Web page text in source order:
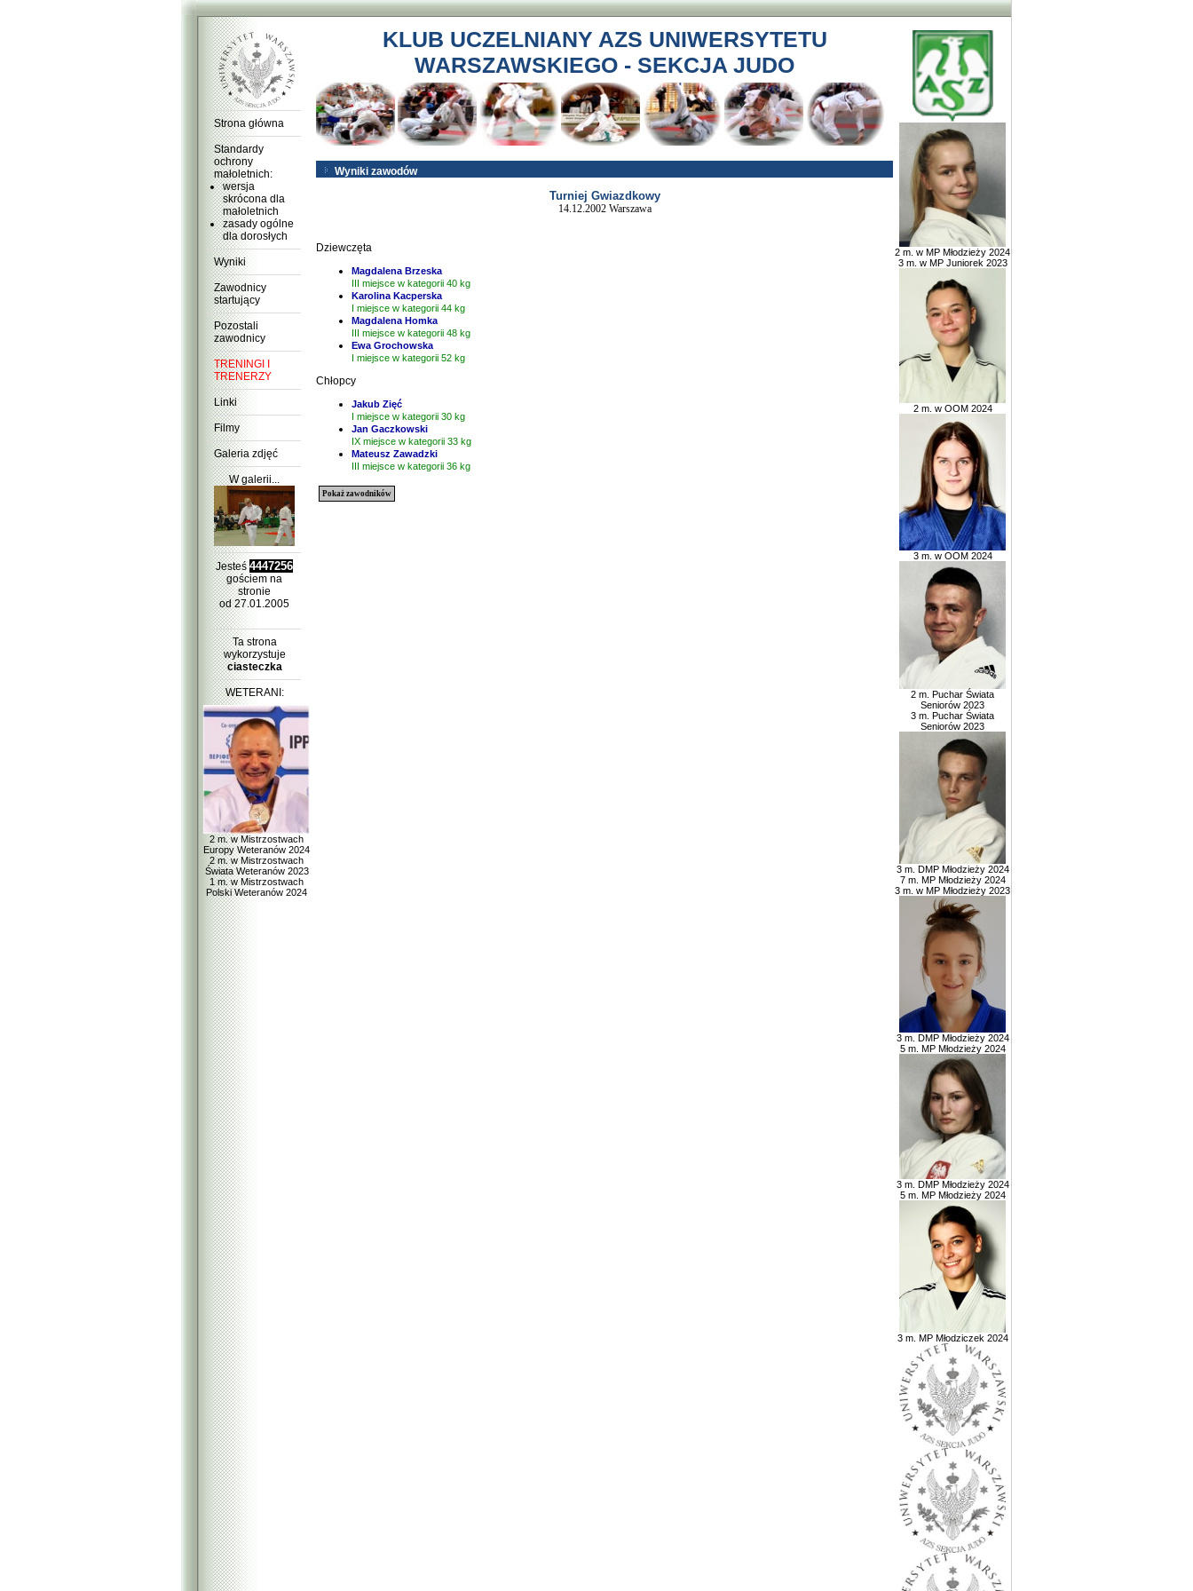
Strona główna
Standardy
ochrony
małoletnich:
wersja
skrócona dla
małoletnich
zasady ogólne
dla dorosłych
Wyniki
Zawodnicy
startujący
Pozostali
zawodnicy
TRENINGI I
TRENERZY
Linki
Filmy
Galeria zdjęć
W galerii...
Jesteś4447256
gościem na
stronie
od 27.01.2005
Ta strona
wykorzystuje
ciasteczka
WETERANI:
2 m. w Mistrzostwach
Europy Weteranów 2024
2 m. w Mistrzostwach
Świata Weteranów 2023
1 m. w Mistrzostwach
Polski Weteranów 2024
KLUB UCZELNIANY AZS UNIWERSYTETU
WARSZAWSKIEGO - SEKCJA JUDO
Wyniki zawodów
Turniej Gwiazdkowy
14.12.2002 Warszawa
Dziewczęta
Magdalena Brzeska
III miejsce w kategorii 40 kg
Karolina Kacperska
I miejsce w kategorii 44 kg
Magdalena Homka
III miejsce w kategorii 48 kg
Ewa Grochowska
I miejsce w kategorii 52 kg
Chłopcy
Jakub Zięć
I miejsce w kategorii 30 kg
Jan Gaczkowski
IX miejsce w kategorii 33 kg
Mateusz Zawadzki
III miejsce w kategorii 36 kg
Pokaż zawodników
2 m. w MP Młodzieży 2024
3 m. w MP Juniorek 2023
2 m. w OOM 2024
3 m. w OOM 2024
2 m. Puchar Świata
Seniorów 2023
3 m. Puchar Świata
Seniorów 2023
3 m. DMP Młodzieży 2024
7 m. MP Młodzieży 2024
3 m. w MP Młodzieży 2023
3 m. DMP Młodzieży 2024
5 m. MP Młodzieży 2024
3 m. DMP Młodzieży 2024
5 m. MP Młodzieży 2024
3 m. MP Młodziczek 2024